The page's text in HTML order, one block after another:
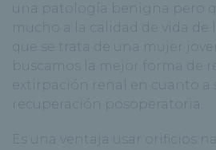
una patología benigna pero
mucho a la calidad de vida de
que se trata de una mujer
buscamos la mejor forma de
extirpación renal en cuanto a
recuperación posoperatoria.
Es una ventaja usar orificios